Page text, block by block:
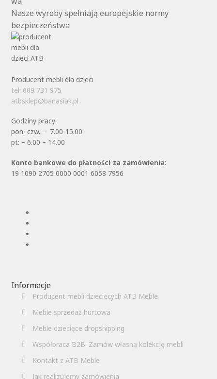
Nasze wyroby spełniają europejskie normy
bezpieczeństwa
Producent mebli dla dzieci
tel: 609 731 975
atbsklep@banasiak.pl
Godziny pracy:
pon.-czw. – 7.00-15.00
pt: – 6.00 – 14.00
Konto bankowe do płatności za zamówienia:
19 1090 2705 0000 0001 6058 7956
Informacje
Producent mebli dziecięcych ATB Meble
Meble sprzedaż hurtowa
Meble dziecięce dropshipping
Współpraca B2B: Zamów własną kolekcję mebli
Kontakt z ATB Meble
Jak realizujemy zamówienia